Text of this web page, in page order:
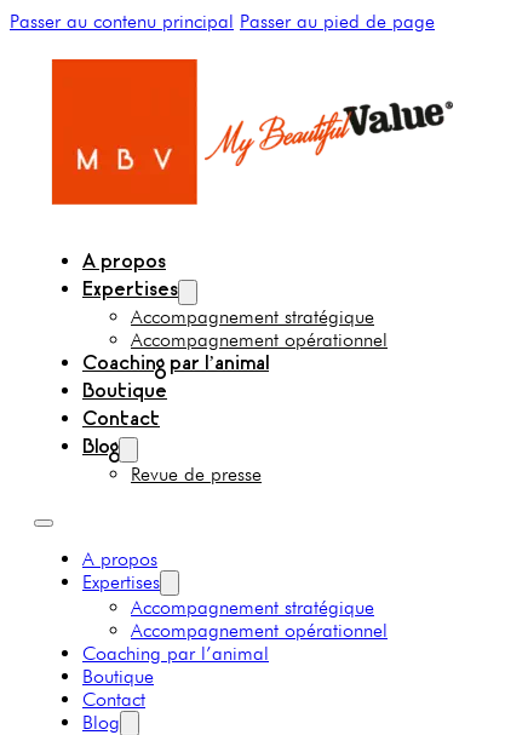
Passer au contenu principal Passer au pied de page
A propos
Expertises
Accompagnement stratégique
Accompagnement opérationnel
Coaching par l’animal
Boutique
Contact
Blog
Revue de presse
A propos
Expertises
Accompagnement stratégique
Accompagnement opérationnel
Coaching par l’animal
Boutique
Contact
Blog